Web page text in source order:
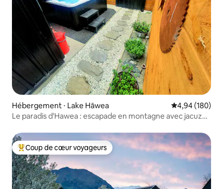
Hébergement ⋅ Lake Hāwea Évaluation
4,94 (180)
Le paradis d'Hawea : escapade en montagne avec jacuzzi
Coups de cœur voyageurs les plus appréciés
Coup de cœur voyageurs